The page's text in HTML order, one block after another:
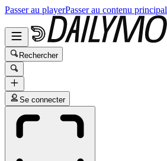
Passer au playerPasser au contenu principal
Rechercher
Se connecter